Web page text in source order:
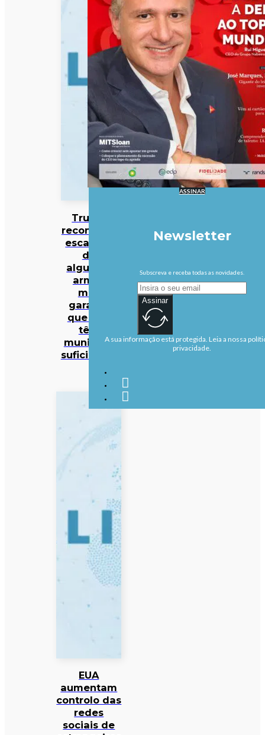
Trump
reconhece
escassez
de
algumas
armas
mas
garante
que EUA
têm
munições
suficientes
EUA
aumentam
controlo das
redes
sociais de
ASSINAR
Newsletter
Subscreva e receba todas as novidades.
Assinar
A sua informação está protegida. Leia a nossa
privacidade.